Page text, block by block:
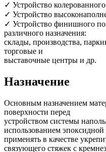
✓ Устройство
✓ Устройство
✓ Устройство финишного
различного назначения:
склады, производства,
торговые и
выставочные центры и др.
Назначение
Основным назначением
поверхности перед
устройством системы
использованием
применять в качестве
связующего стяжек с